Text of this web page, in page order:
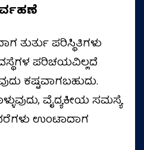
ತುರ್ತು ಪರಿಸ್ಥಿತಿಗಳು
ಪರಿಚಯವಿಲ್ಲದೆ
ಕಷ್ಟವಾಗಬಹುದು.
ವೈದ್ಯಕೀಯ ಸಮಸ್ಯೆ
ಉಂಟಾದಾಗ